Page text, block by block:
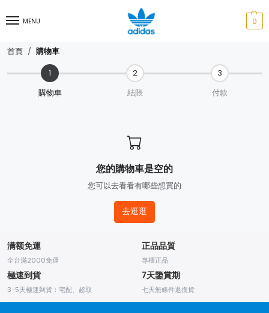
MENU 0
首頁 購物車
1
購物車
2
結賬
3
付款
您的購物車是空的
您可以去看看有哪些想買的
去逛逛
满额免運
全台滿2000免運
正品品質
專櫃正品
極速到貨
3-5天極速到貨：宅配、超取
7天鑒賞期
七天無條件退換貨